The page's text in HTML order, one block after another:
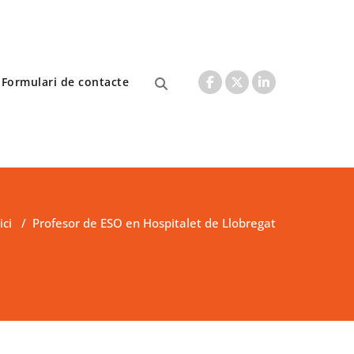
Formulari de contacte
/ Profesor de ESO en Hospitalet de Llobregat